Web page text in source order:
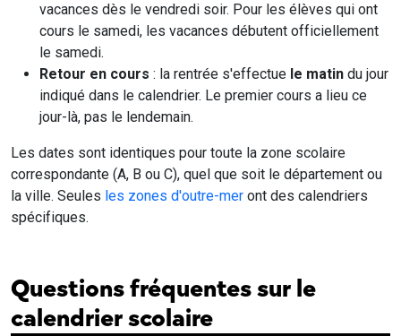
vacances dès le vendredi soir. Pour les élèves qui ont
cours le samedi, les vacances débutent officiellement
le samedi.
Retour en cours : la rentrée s'effectue le matin du jour
indiqué dans le calendrier. Le premier cours a lieu ce
jour-là, pas le lendemain.
Les dates sont identiques pour toute la zone scolaire
correspondante (A, B ou C), quel que soit le département ou
la ville. Seules les zones d'outre-mer ont des calendriers
spécifiques.
Questions fréquentes sur le
calendrier scolaire